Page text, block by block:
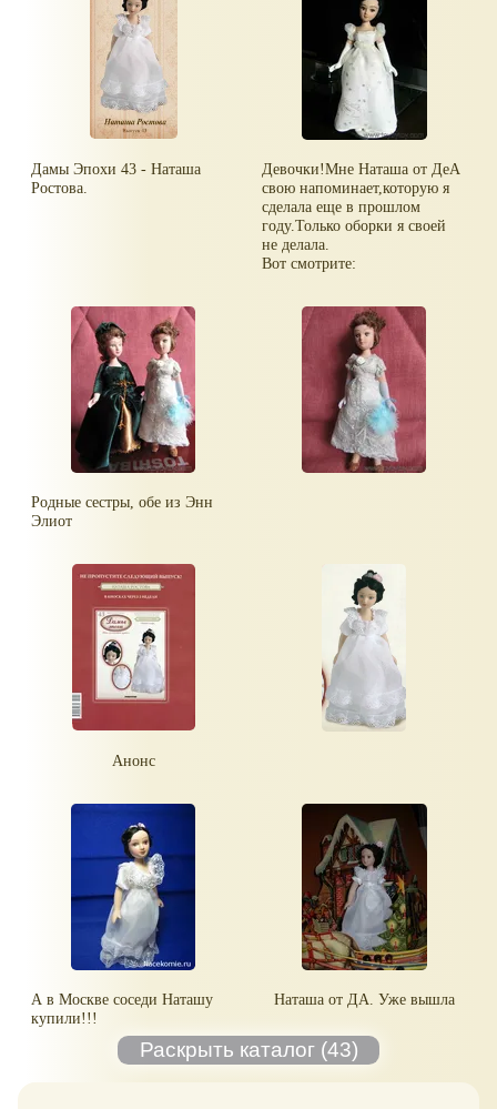
Дамы Эпохи 43 - Наташа
Ростова.
Девочки!Мне Наташа от ДеА
свою напоминает,которую я
сделала еще в прошлом
году.Только оборки я своей
не делала.
Вот смотрите:
Родные сестры, обе из Энн
Элиот
Анонс
А в Москве соседи Наташу
купили!!!
Наташа от ДА. Уже вышла